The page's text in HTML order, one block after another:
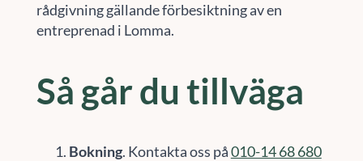
rådgivning gällande förbesiktning av en
entreprenad i Lomma.
Så går du tillväga
Bokning. Kontakta oss på010-14 68 680